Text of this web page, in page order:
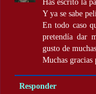
Has escrito la
Y ya se sabe
En todo caso
pretendía dar
gusto de
Muchas
Responder